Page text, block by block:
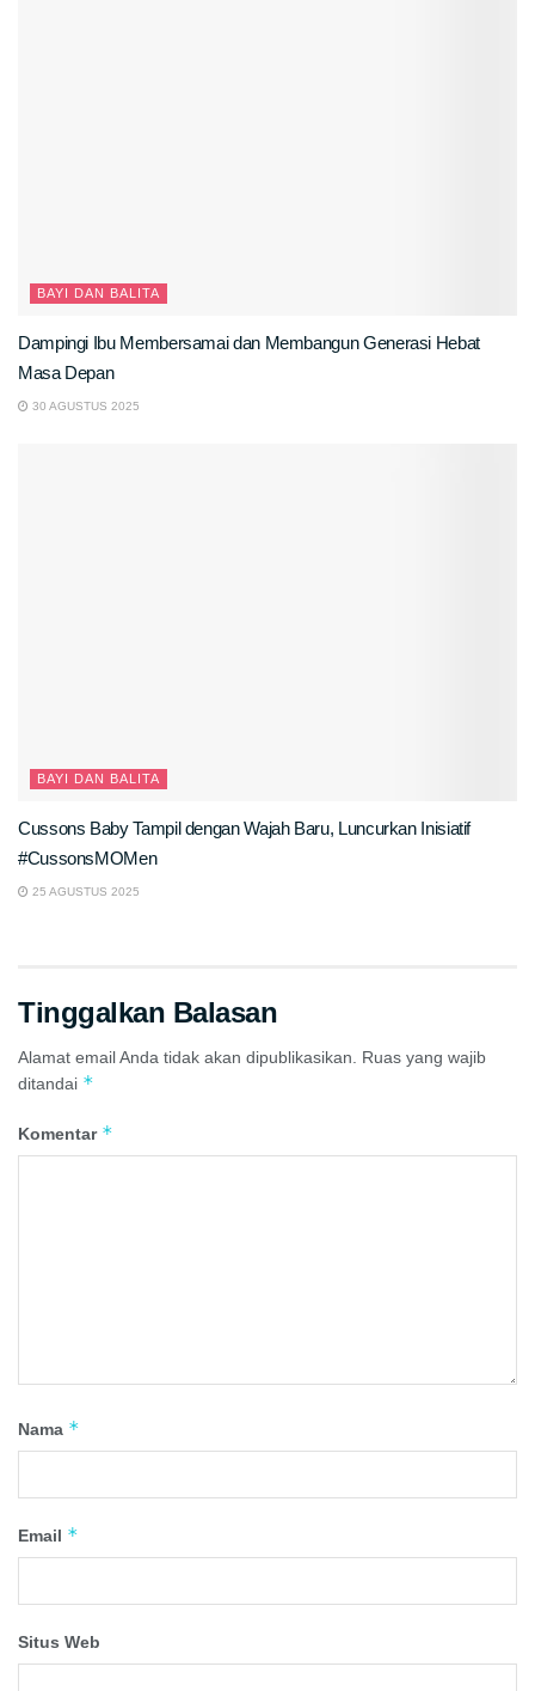
BAYI DAN BALITA
Dampingi Ibu Membersamai dan Membangun Generasi Hebat
Masa Depan
30 AGUSTUS 2025
BAYI DAN BALITA
Cussons Baby Tampil dengan Wajah Baru, Luncurkan Inisiatif
#CussonsMOMen
25 AGUSTUS 2025
Tinggalkan Balasan
Alamat email Anda tidak akan dipublikasikan.
Ruas yang wajib
ditandai *
Komentar *
Nama *
Email *
Situs Web